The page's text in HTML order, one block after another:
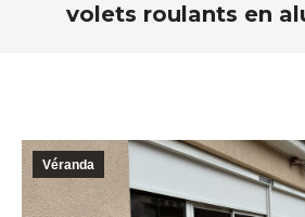
volets roulants en
Véranda